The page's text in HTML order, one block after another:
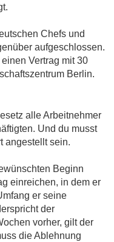
Chefs und
aufgeschlossen.
Vertrag mit 30
Berlin.
alle Arbeitnehmer
Und du musst
angestellt sein.
Beginn
einreichen, in dem er
er seine
der
vorher, gilt der
die Ablehnung